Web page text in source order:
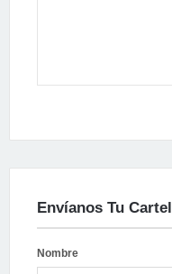
Envíanos Tu Cartel
Nombre